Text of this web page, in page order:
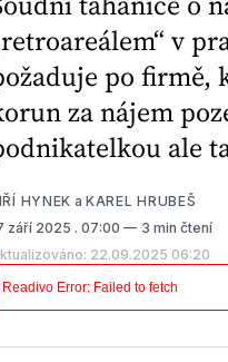
v
po firmě,
za nájem
ale
HYNEK a KAREL HRUBEŠ
září 2025 . 07:00
3 min čtení
22.09.2025 06:20